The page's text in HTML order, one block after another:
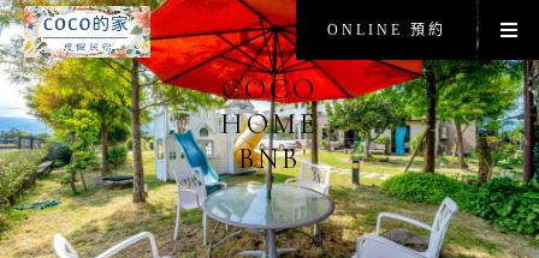
ONLINE 預約
COCO
HOME
BNB